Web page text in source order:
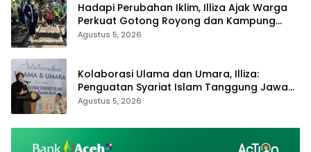
Hadapi Perubahan Iklim, Illiza Ajak Warga
Perkuat Gotong Royong dan Kampung
Proklim
Agustus 5, 2026
Kolaborasi Ulama dan Umara, Illiza:
Penguatan Syariat Islam Tanggung Jawab
Bersama
Agustus 5, 2026